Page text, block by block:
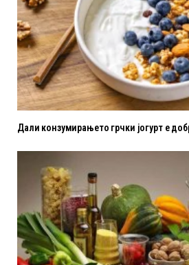
Дали конзумирањето грчки јогурт е